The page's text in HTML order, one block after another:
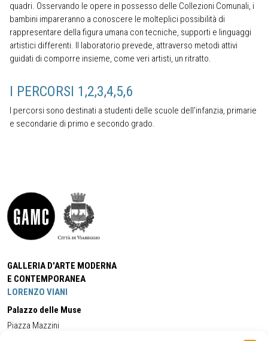
quadri. Osservando le opere in possesso delle Collezioni Comunali, i
bambini impareranno a conoscere le molteplici possibilità di
rappresentare della figura umana con tecniche, supporti e linguaggi
artistici differenti. Il laboratorio prevede, attraverso metodi attivi
guidati di comporre insieme, come veri artisti, un ritratto.
I PERCORSI 1,2,3,4,5,6
I percorsi sono destinati a studenti delle scuole dell’infanzia, primarie
e secondarie di primo e secondo grado.
GALLERIA D'ARTE MODERNA
E CONTEMPORANEA
LORENZO VIANI
Palazzo delle Muse
Piazza Mazzini